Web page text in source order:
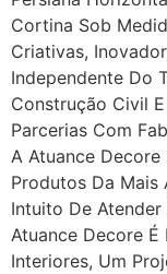
Cortina Sob
Criativas,
Independente Do
Construção Civil
Parcerias Com
A Atuance Decore
Produtos Da Mais
Intuito De
Atuance Decore
Interiores, Um